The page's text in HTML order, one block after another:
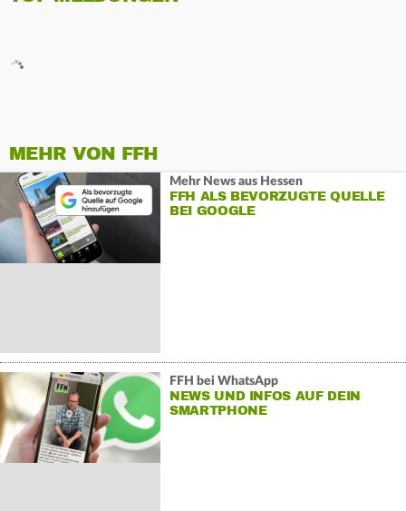
MEHR VON FFH
Mehr News aus Hessen
FFH ALS BEVORZUGTE QUELLE
BEI GOOGLE
FFH bei WhatsApp
NEWS UND INFOS AUF DEIN
SMARTPHONE